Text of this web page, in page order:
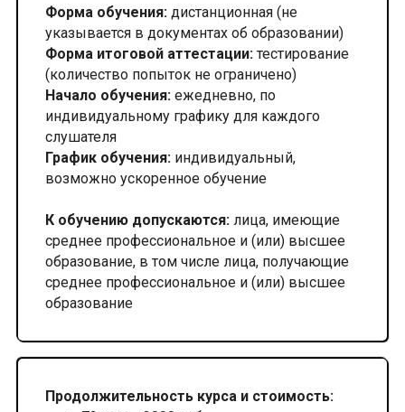
Форма обучения: дистанционная (не
указывается в документах об образовании)
Форма итоговой аттестации: тестирование
(количество попыток не ограничено)
Начало обучения: ежедневно, по
индивидуальному графику для каждого
слушателя
График обучения: индивидуальный,
возможно ускоренное обучение
К обучению допускаются: лица, имеющие
среднее профессиональное и (или) высшее
образование, в том числе лица, получающие
среднее профессиональное и (или) высшее
образование
Продолжительность курса и стоимость: